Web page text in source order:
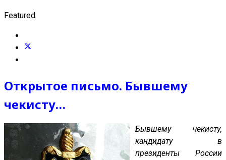
Featured
Открытое письмо. Бывшему
чекисту…
Бывшему чекисту,
кандидату в
президенты России